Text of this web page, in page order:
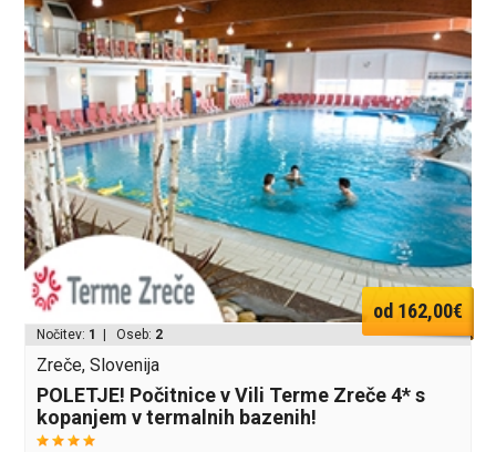
od 162,00€
Nočitev: 1 | Oseb: 2
Zreče, Slovenija
POLETJE! Počitnice v Vili Terme Zreče 4* s
kopanjem v termalnih bazenih!